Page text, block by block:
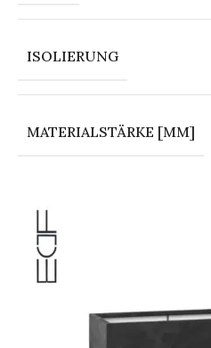
ISOLIERUNG
MATERIALSTÄRKE [MM]